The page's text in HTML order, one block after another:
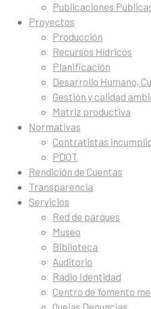
Publicaciones
Proyectos
Producción
Recursos Hídricos
Planificación
Desarrollo Humano,
Gestión y calidad
Matriz productiva
Normativas
Contratistas
PDOT
Rendición de Cuentas
Transparencia
Servicios
Red de parques
Museo
Biblioteca
Auditorio
Radio Identidad
Centro de fomento
Quejas Denuncias